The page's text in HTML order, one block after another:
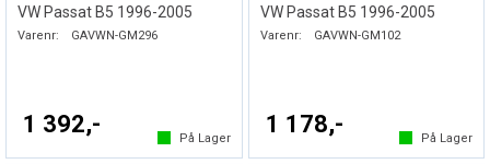
VW Passat B5 1996-2005
Varenr: GAVWN-GM296
1 392,-
På Lager
VW Passat B5 1996-2005
Varenr: GAVWN-GM102
1 178,-
På Lager